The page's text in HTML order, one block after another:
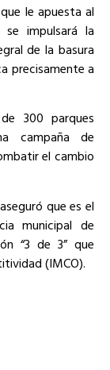
le apuesta al
impulsará la
de la basura
precisamente a
300 parques
campaña de
el cambio
que es el
municipal de
“3 de 3” que
(IMCO).